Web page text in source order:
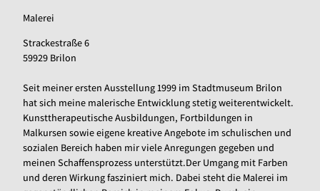
Malerei
Strackestraße 6
59929 Brilon
Seit meiner ersten Ausstellung 1999 im Stadtmuseum Brilon
hat sich meine malerische Entwicklung stetig weiterentwickelt.
Kunsttherapeutische Ausbildungen, Fortbildungen in
Malkursen sowie eigene kreative Angebote im schulischen und
sozialen Bereich haben mir viele Anregungen gegeben und
meinen Schaffensprozess unterstützt.Der Umgang mit Farben
und deren Wirkung fasziniert mich. Dabei steht die Malerei im